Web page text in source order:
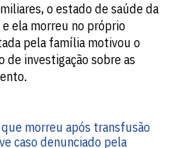
o estado de saúde da
ela morreu no próprio
pela família motivou o
de investigação sobre as
morreu após transfusão
caso denunciado pela